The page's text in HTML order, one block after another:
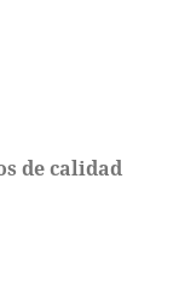
de calidad